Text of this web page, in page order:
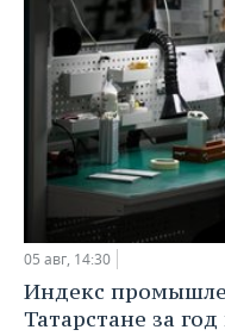
05 авг, 14:30
Индекс
Татарстане за